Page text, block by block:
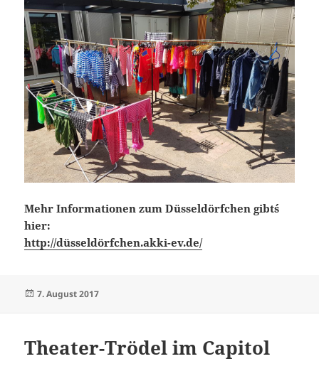
Mehr Informationen zum Düsseldörfchen gibt´s
hier:
http://düsseldörfchen.akki-ev.de/
Veröffentlicht
7. August 2017
Theater-Trödel im Capitol